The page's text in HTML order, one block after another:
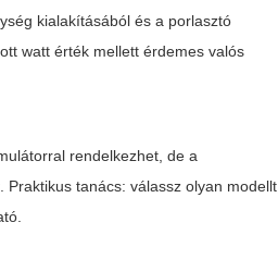
kialakításából és a porlasztó
watt érték mellett érdemes valós
rendelkezhet, de a
tanács: válassz olyan modellt,